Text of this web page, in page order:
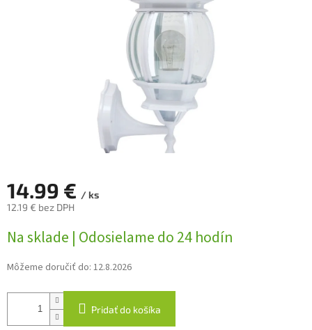
14.99 € / ks
12.19 € bez DPH
cena:
Na sklade | Odosielame do 24 hodín
Môžeme doručiť do: 12.8.2026
Pridať do košíka